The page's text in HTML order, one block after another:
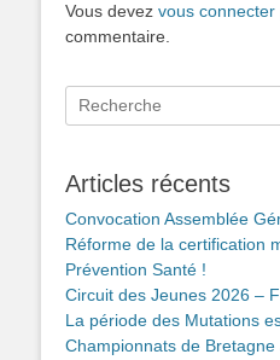
Vous devez vous connecter
commentaire.
Rechercher :
Articles récents
Convocation Assemblée
Réforme de la certification
Prévention Santé !
Circuit des Jeunes 2026 –
La période des Mutations
Championnats de